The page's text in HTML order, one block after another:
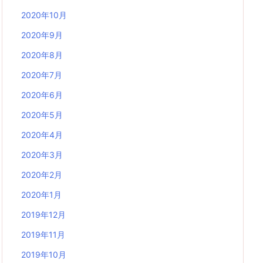
2020年10月
2020年9月
2020年8月
2020年7月
2020年6月
2020年5月
2020年4月
2020年3月
2020年2月
2020年1月
2019年12月
2019年11月
2019年10月